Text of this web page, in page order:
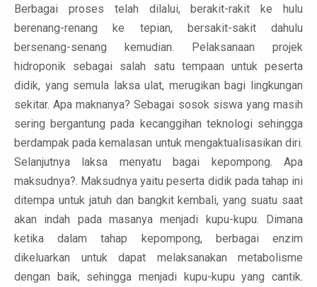
Berbagai proses telah dilalui, berakit-rakit ke hulu
berenang-renang ke tepian, bersakit-sakit dahulu
bersenang-senang kemudian. Pelaksanaan projek
hidroponik sebagai salah satu tempaan untuk peserta
didik, yang semula laksa ulat, merugikan bagi lingkungan
sekitar. Apa maknanya? Sebagai sosok siswa yang masih
sering bergantung pada kecanggihan teknologi sehingga
berdampak pada kemalasan untuk mengaktualisasikan diri.
Selanjutnya laksa menyatu bagai kepompong. Apa
maksudnya?. Maksudnya yaitu peserta didik pada tahap ini
ditempa untuk jatuh dan bangkit kembali, yang suatu saat
akan indah pada masanya menjadi kupu-kupu. Dimana
ketika dalam tahap kepompong, berbagai enzim
dikeluarkan untuk dapat melaksanakan metabolisme
dengan baik, sehingga menjadi kupu-kupu yang cantik.